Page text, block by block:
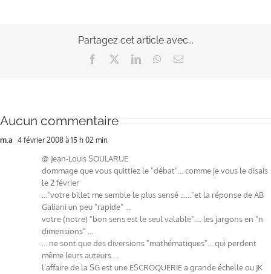
Partagez cet article avec...
Facebook LinkedInWhatsApp
Email
Aucun commentaire
m.a 4 février 2008 à 15 h 02 min
@ Jean-Louis SOULARUE
dommage que vous quittiez le "débat"… comme je vous le disais
le 2 février
…"votre billet me semble le plus sensé ……"et la réponse de AB
Galiani un peu "rapide" …
votre (notre) "bon sens est le seul valable"…. les jargons en "n
dimensions" …
… ne sont que des diversions "mathématiques"… qui perdent
même leurs auteurs …
l’affaire de la SG est une ESCROQUERIE a grande échelle ou JK